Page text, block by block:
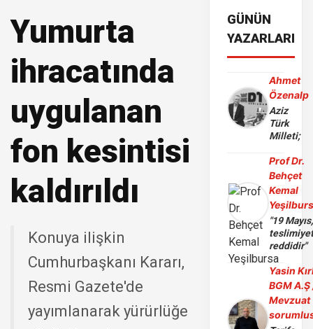
Yumurta
ihracatında
uygulanan
fon kesintisi
kaldırıldı
Konuya ilişkin
Cumhurbaşkanı Kararı,
Resmi Gazete'de
yayımlanarak yürürlüğe
GÜNÜN
YAZARLARI
Ahmet
Özenalp
Aziz
Türk
Milleti;
Prof Dr.
Behçet
Kemal
"19 Mayıs,
reddidir"
Yasin
BGM A.Ş
Mevzuat